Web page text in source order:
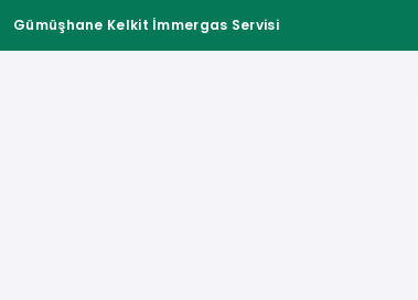
Gümüşhane Kelkit İmmergas Servisi